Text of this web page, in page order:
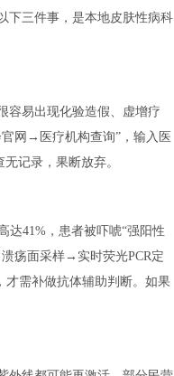
下三件事，是本地皮肤性病科
容易出现化验造假、虚增疗
网→医疗机构查询”，输入医
记录，果断放弃。
达41%，患者被吓唬“强阳性
疡面采样→实时荧光PCR定
才需补做抗体辅助判断。如果